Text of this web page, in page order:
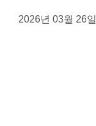
2026년 03월 26일